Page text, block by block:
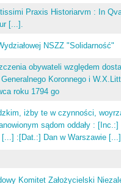
Praxis Historiarvm : In
[...].
NSZZ "Solidarność"
obywateli względem
Koronnego i
roku 1794 go
iżby te w czynności,
sądom oddały :
:[Dat.:] Dan w Warszawie
Komitet Założycielski